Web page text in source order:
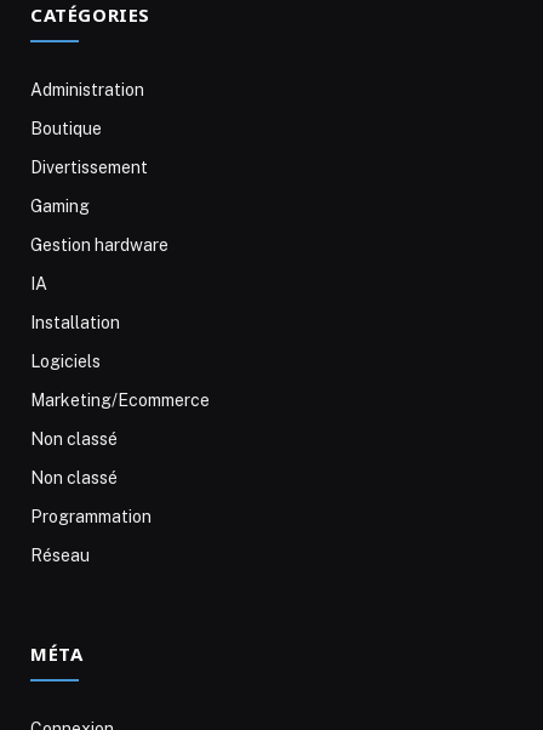
CATÉGORIES
Administration
Boutique
Divertissement
Gaming
Gestion hardware
IA
Installation
Logiciels
Marketing/Ecommerce
Non classé
Non classé
Programmation
Réseau
MÉTA